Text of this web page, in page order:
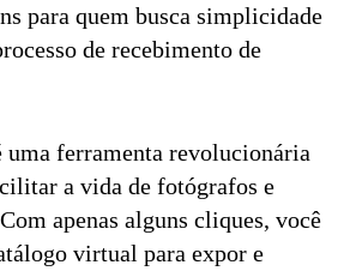
para quem busca simplicidade
de recebimento de
uma ferramenta revolucionária
a vida de fotógrafos e
apenas alguns cliques, você
virtual para expor e